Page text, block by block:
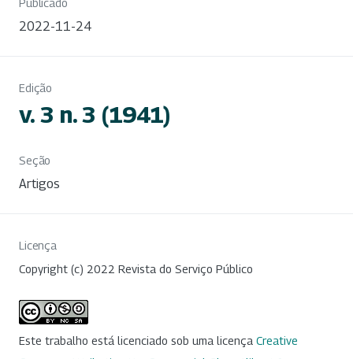
2022-11-24
Edição
v. 3 n. 3 (1941)
Seção
Artigos
Licença
Copyright (c) 2022 Revista do Serviço Público
Este trabalho está licenciado sob uma licença Creative